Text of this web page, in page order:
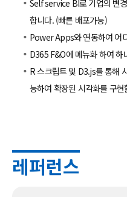
Self service BI로 기업의 변
합니다. (빠른 배포가능)
Power Apps와 연동하여 어
D365 F&O에 메뉴화 하여 하
R 스크립트 및 D3.js를 통해
능하여 확장된 시각화를 구현
레퍼런스